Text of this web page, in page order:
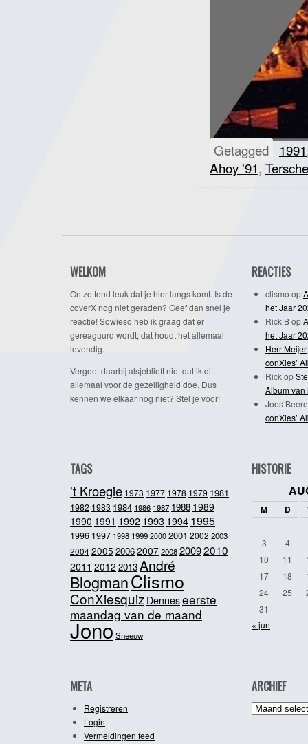
Getagged 1991
Ahoy '91,
WELKOM
Ontzettend leuk dat je hier langs komt. Is de
coverX nog niet geraden? Geef dan snel je
reactie! Sowieso heb ik graag dat er
gereaguurd wordt; dat houdt het allemaal
levendig.
Vergeet daarbij alsjeblieft niet dat ik dit
allemaal voor de gezelligheid doe. Dus
kennen we elkaar nog niet? Stel je voor!
REACTIES
clismo op
het Jaar
Rick Bop
het Jaar
Herr Meijer
conXies’
Rickop
Album van
Joes
conXies’
TAGS
't Kroegie 1973 1977 1978 1979 1981
1982 1983 1984 1986 1987 1988 1989
1990 1991 19921993 1994 1995
1996 1997 1998 1999 2000 2001 2002 2003
20042005 20062007200820092010
2011 2012 2013André
BlogmanClismo
ConXiesquiz Denneseerste
maandag van de maand
JonoSneeuw
HISTORIE
M D
3
4
10
11
17
18
24
25
31
« jun
META
Registreren
Login
Vermeldingen feed
ARCHIEF
Archief